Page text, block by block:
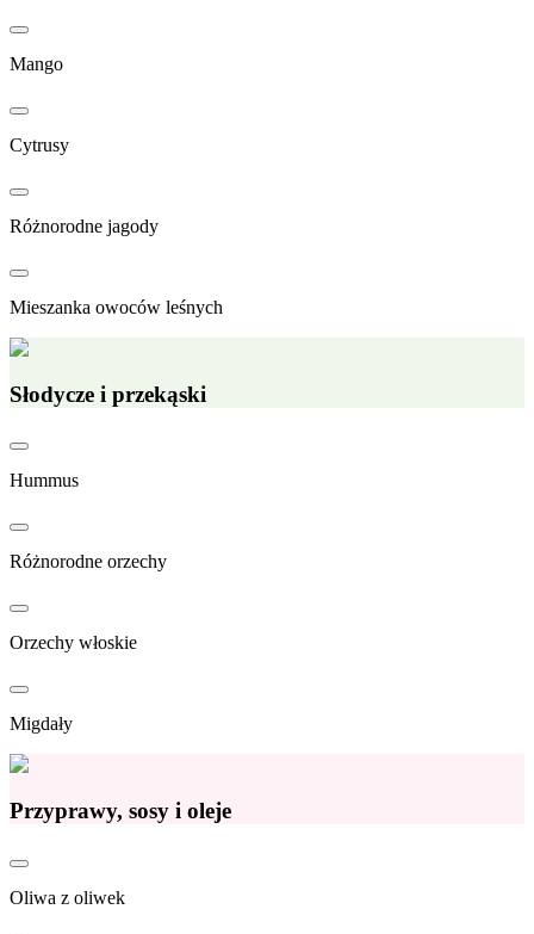
Mango
Cytrusy
Różnorodne jagody
Mieszanka owoców leśnych
Słodycze i przekąski
Hummus
Różnorodne orzechy
Orzechy włoskie
Migdały
Przyprawy, sosy i oleje
Oliwa z oliwek